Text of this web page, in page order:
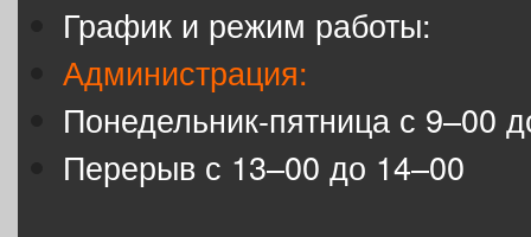
График и режим работы:
Администрация:
Понедельник-пятница с 9–00
Перерыв с 13–00 до 14–00